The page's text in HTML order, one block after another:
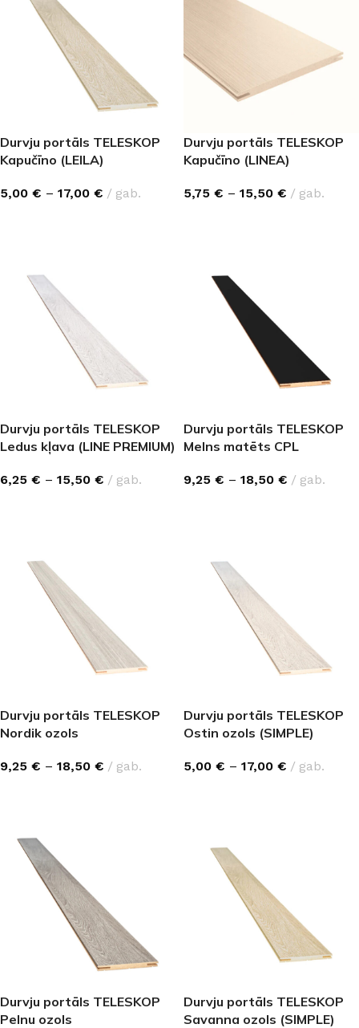
Durvju portāls TELESKOP
Kapučīno (LEILA)
5,00 € – 17,00 € gab.
Durvju portāls TELESKOP
Kapučīno (LINEA)
5,75 € – 15,50 € gab.
Durvju portāls TELESKOP
Ledus kļava (LINE PREMIUM)
6,25 € – 15,50 € gab.
Durvju portāls TELESKOP
Melns matēts CPL
9,25 € – 18,50 € gab.
Durvju portāls TELESKOP
Nordik ozols
9,25 € – 18,50 € gab.
Durvju portāls TELESKOP
Ostin ozols (SIMPLE)
5,00 € – 17,00 € gab.
Durvju portāls TELESKOP
Pelnu ozols
Durvju portāls TELESKOP
Savanna ozols (SIMPLE)